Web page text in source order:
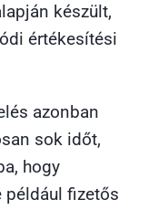
készült,
értékesítési
azonban
sok időt,
hogy
például fizetős